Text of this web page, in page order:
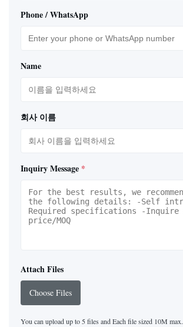
Phone / WhatsApp
Name
회사 이름
Inquiry Message *
Attach Files
Choose Files
You can upload up to 5 files and Each file sized 10M max.